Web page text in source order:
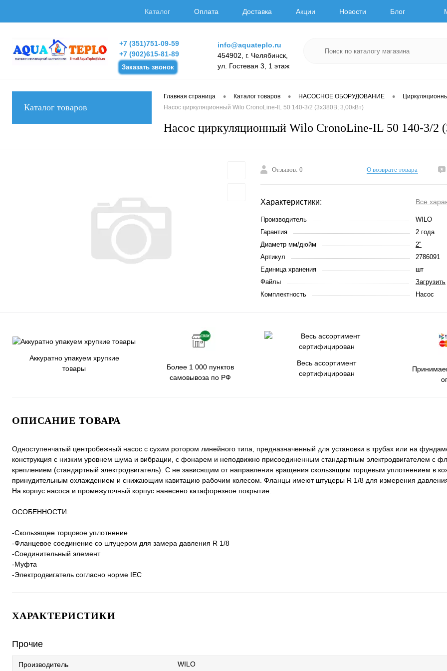
Каталог Оплата Доставка Акции Новости Блог
+7 (351)751-09-59
+7 (902)615-81-89
Заказать звонок
info@aquateplo.ru
454902, г. Челябинск,
ул. Гостевая 3, 1 этаж
Каталог товаров
Главная страница • Каталог товаров • НАСОСНОЕ ОБОРУДОВАНИЕ •
Насос циркуляционный Wilo CronoLine-IL 50 140-3/2 (3х380В; 3,00кВт)
Насос циркуляционный Wilo CronoLine-IL 50 140-3/2
Отзывов: 0 О возврате товара
Характеристики: Все
Производитель
WILO
Гарантия
2 года
Диаметр мм/дюйм
2"
Артикул
2786091
Единица хранения
шт
Файлы
Загрузить
Комплектность
Насос
Аккуратно упакуем хрупкие
товары
Более 1 000 пунктов
самовывоза по РФ
Весь ассортимент
сертифицирован
ОПИСАНИЕ ТОВАРА
Одноступенчатый центробежный насос с сухим ротором линейного типа, предназначенный для установки в трубах или на
конструкция с низким уровнем шума и вибрации, с фонарем и неподвижно присоединенным стандартным электродвигателем с
креплением (стандартный электродвигатель). С не зависящим от направления вращения скользящим торцевым уплотнением в
принудительным охлаждением и снижающим кавитацию рабочим колесом. Фланцы имеют штуцеры R 1/8 для измерения
На корпус насоса и промежуточный корпус нанесено катафорезное покрытие.
ОСОБЕННОСТИ:
-Скользящее торцовое уплотнение
-Фланцевое соединение со штуцером для замера давления R 1/8
-Соединительный элемент
-Муфта
-Электродвигатель согласно норме IEC
ХАРАКТЕРИСТИКИ
Прочие
Производитель WILO